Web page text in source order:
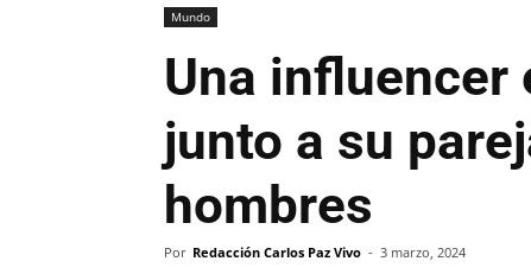
Mundo
Una influencer
junto a su
hombres
Por Redacción Carlos Paz Vivo - 3 marzo, 2024